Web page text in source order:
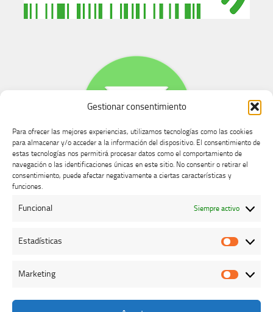
Gestionar consentimiento
Para ofrecer las mejores experiencias, utilizamos tecnologías como las cookies
para almacenar y/o acceder a la información del dispositivo. El consentimiento de
estas tecnologías nos permitirá procesar datos como el comportamiento de
navegación o las identificaciones únicas en este sitio. No consentir o retirar el
consentimiento, puede afectar negativamente a ciertas características y
funciones.
Funcional Siempre activo
Estadísticas
Marketing
Buzón de dudas, quejas y sugerencias